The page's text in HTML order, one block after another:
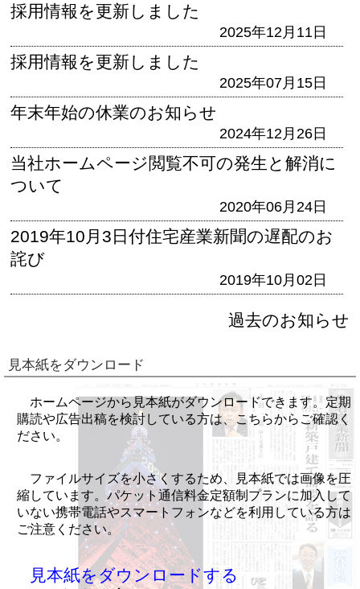
採用情報を更新しました
2025年12月11日
採用情報を更新しました
2025年07月15日
年末年始の休業のお知らせ
2024年12月26日
当社ホームページ閲覧不可の発生と解消に
ついて
2020年06月24日
2019年10月3日付住宅産業新聞の遅配のお
詫び
2019年10月02日
過去のお知らせ
見本紙をダウンロード
ホームページから見本紙がダウンロードできます。定期
購読や広告出稿を検討している方は、こちらからご確認く
ださい。
ファイルサイズを小さくするため、見本紙では画像を圧
縮しています。パケット通信料金定額制プランに加入して
いない携帯電話やスマートフォンなどを利用している方は
ご注意ください。
見本紙をダウンロードする